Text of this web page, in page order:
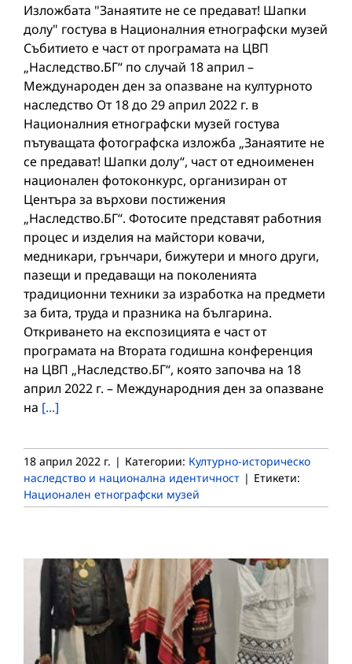
Изложбата "Занаятите не се предават! Шапки
долу" гостува в Националния етнографски музей
Събитието е част от програмата на ЦВП
„Наследство.БГ“ по случай 18 април –
Международен ден за опазване на културното
наследство От 18 до 29 април 2022 г. в
Националния етнографски музей гостува
пътуващата фотографска изложба „Занаятите не
се предават! Шапки долу“, част от едноименен
национален фотоконкурс, организиран от
Центъра за върхови постижения
„Наследство.БГ“. Фотосите представят работния
процес и изделия на майстори ковачи,
медникари, грънчари, бижутери и много други,
пазещи и предаващи на поколенията
традиционни техники за изработка на предмети
за бита, труда и празника на българина.
Откриването на експозицията е част от
програмата на Втората годишна конференция
на ЦВП „Наследство.БГ“, която започва на 18
април 2022 г. – Международния ден за опазване
на [...]
18 април 2022 г. | Категории: Културно-историческо
наследство и национална идентичност | Етикети:
Национален етнографски музей